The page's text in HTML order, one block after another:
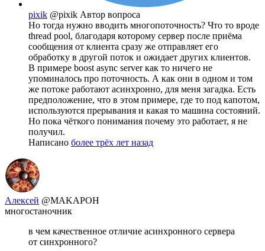
pixik @pixik Автор вопроса
Но тогда нужно вводить многопоточность? Что то вроде
thread pool, благодаря которому сервер после приёма
сообщения от клиента сразу же отправляет его
обработку в другой поток и ожидает других клиентов.
В примере boost async server как то ничего не
упоминалось про поточность. А как они в одном и том
же потоке работают асинхронно, для меня загадка. Есть
предположение, что в этом примере, где то под капотом,
используются прерывания и какая то машина состояний.
Но пока чёткого понимания почему это работает, я не
получил.
Написано более трёх лет назад
Алексей @MAKAPOH
многостаночник
в чем качественное отличие асинхронного сервера
от синхронного?